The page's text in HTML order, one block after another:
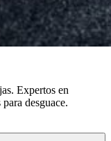
Expertos en
desguace.